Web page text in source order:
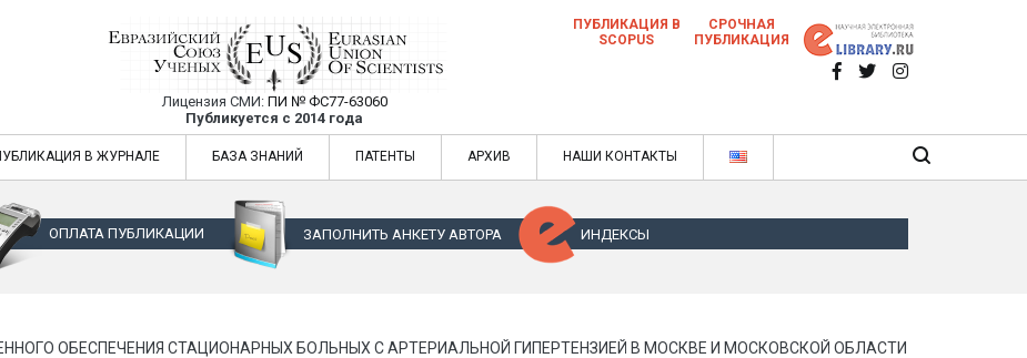
Евразийский Союз Ученых — публикация научных статей в ежемесячном научном
журнале
Лицензия СМИ: ПИ № ФС77-63060
Публикуется с 2014 года
Евразийский Союз Ученых — публикация научных статей в ежемесячном научном журнале
ПУБЛИКАЦИЯ В
SCOPUS
СРОЧНАЯ
ПУБЛИКАЦИЯ
В ЖУРНАЛЕ БАЗА ЗНАНИЙ ПАТЕНТЫ АРХИВ НАШИ КОНТАКТЫ
ОПЛАТА ПУБЛИКАЦИИ ЗАПОЛНИТЬ АНКЕТУ АВТОРА ИНДЕКСЫ
ОБЕСПЕЧЕНИЯ СТАЦИОНАРНЫХ БОЛЬНЫХ С АРТЕРИАЛЬНОЙ ГИПЕРТЕНЗИЕЙ В МОСКВЕ И МОСКОВСКОЙ ОБЛАСТИ